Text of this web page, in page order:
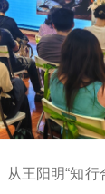
王阳明“知